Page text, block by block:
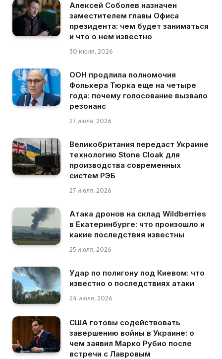
Алексей Соболев назначен
заместителем главы Офиса
президента: чем будет заниматься
и что о нем известно
30 июля, 2026
ООН продлила полномочия
Фолькера Тюрка еще на четыре
года: почему голосование вызвало
резонанс
27 июля, 2026
Великобритания передаст Украине
технологию Stone Cloak для
производства современных
систем РЭБ
27 июля, 2026
Атака дронов на склад Wildberries
в Екатеринбурге: что произошло и
какие последствия известны
25 июля, 2026
Удар по полигону под Киевом: что
известно о последствиях атаки
24 июля, 2026
США готовы содействовать
завершению войны в Украине: о
чем заявил Марко Рубио после
встречи с Лавровым